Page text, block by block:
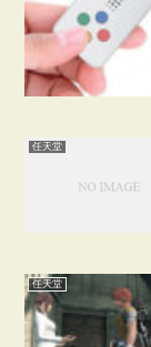
任天堂
任天堂